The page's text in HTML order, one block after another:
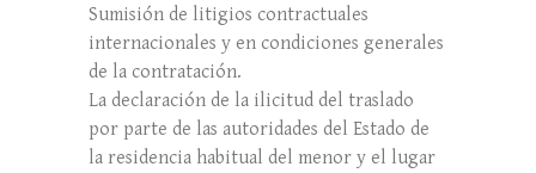
Sumisión de litigios contractuales
internacionales y en condiciones generales
de la contratación.
La declaración de la ilicitud del traslado
por parte de las autoridades del Estado de
la residencia habitual del menor y el lugar